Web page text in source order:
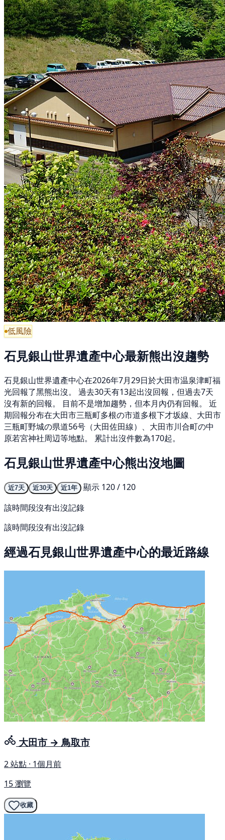
低風險
石見銀山世界遺產中心最新熊出沒趨勢
石見銀山世界遺產中心在2026年7月29日於大田市温泉津町福
光回報了黑熊出沒。 過去30天有13起出沒回報，但過去7天
沒有新的回報。 目前不是增加趨勢，但本月內仍有回報。 近
期回報分布在大田市三瓶町多根の市道多根下才坂線、大田市
三瓶町野城の県道56号（大田佐田線）、大田市川合町の中
原若宮神社周辺等地點。 累計出沒件數為170起。
石見銀山世界遺產中心熊出沒地圖
近7天 近30天 近1年
顯示 120 / 120
該時間段沒有出沒記錄
該時間段沒有出沒記錄
經過石見銀山世界遺產中心的最近路線
大田市 → 鳥取市
2 站點 · 1個月前
15 瀏覽
收藏